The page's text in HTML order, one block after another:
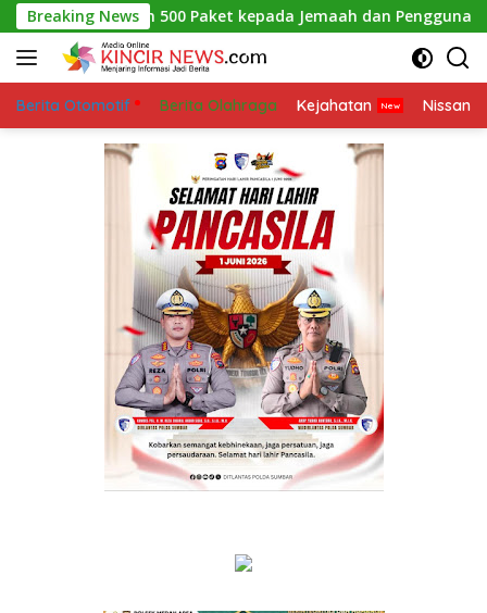
Skip
to
content
Breaking News
500 Paket kepada Jemaah dan Pengguna Jalan
Berita Otomotif Berita Olahraga Kejahatan Nissan